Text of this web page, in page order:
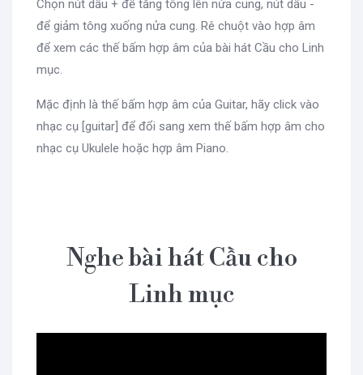
Chọn nút dấu + để tăng tông lên nửa cung, nút dấu -
để giảm tông xuống nửa cung. Rê chuột vào hợp âm
để xem các thế bấm hợp âm của bài hát Cầu cho Linh
mục.
Mặc định là thế bấm hợp âm của Guitar, hãy click vào
nhạc cụ [guitar] để đổi sang xem thế bấm hợp âm cho
nhạc cụ Ukulele hoặc hợp âm Piano.
Nghe bài hát Cầu cho
Linh mục